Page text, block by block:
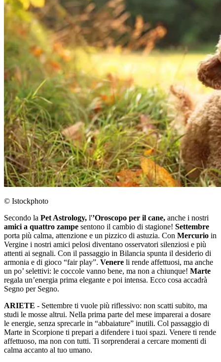
© Istockphoto
Secondo la Pet Astrology, l'’Oroscopo per il cane, anche i nostri
amici a quattro zampe sentono il cambio di stagione! Settembre
porta più calma, attenzione e un pizzico di astuzia. Con Mercurio in
Vergine i nostri amici pelosi diventano osservatori silenziosi e più
attenti ai segnali. Con il passaggio in Bilancia spunta il desiderio di
armonia e di gioco “fair play”. Venere li rende affettuosi, ma anche
un po’ selettivi: le coccole vanno bene, ma non a chiunque! Marte
regala un’energia prima elegante e poi intensa. Ecco cosa accadrà
Segno per Segno.
ARIETE - Settembre ti vuole più riflessivo: non scatti subito, ma
studi le mosse altrui. Nella prima parte del mese imparerai a dosare
le energie, senza sprecarle in “abbaia­ture” inutili. Col passaggio di
Marte in Scorpione ti prepari a difendere i tuoi spazi. Venere ti rende
affettuoso, ma non con tutti. Ti sorprenderai a cercare momenti di
calma accanto al tuo umano.